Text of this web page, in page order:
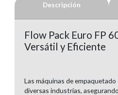
Descripción
Flow Pack Euro FP
Versátil y Eficiente
Las máquinas de
diversas industrias,